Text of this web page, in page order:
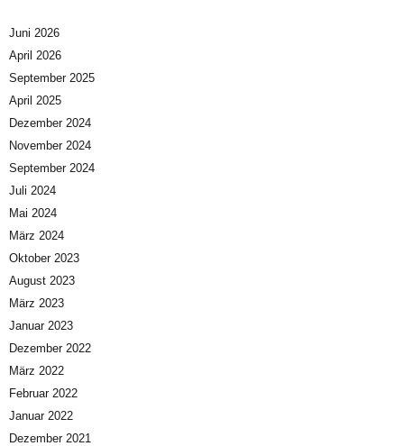
Juni 2026
April 2026
September 2025
April 2025
Dezember 2024
November 2024
September 2024
Juli 2024
Mai 2024
März 2024
Oktober 2023
August 2023
März 2023
Januar 2023
Dezember 2022
März 2022
Februar 2022
Januar 2022
Dezember 2021